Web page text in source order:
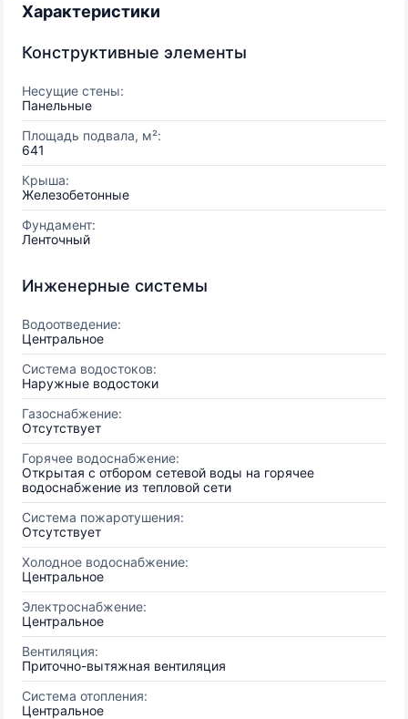
Характеристики
Конструктивные элементы
Несущие стены:
Панельные
Площадь подвала, м²:
641
Крыша:
Железобетонные
Фундамент:
Ленточный
Инженерные системы
Водоотведение:
Центральное
Система водостоков:
Наружные водостоки
Газоснабжение:
Отсутствует
Горячее водоснабжение:
Открытая с отбором сетевой воды на горячее
водоснабжение из тепловой сети
Система пожаротушения:
Отсутствует
Холодное водоснабжение:
Центральное
Электроснабжение:
Центральное
Вентиляция:
Приточно-вытяжная вентиляция
Система отопления:
Центральное